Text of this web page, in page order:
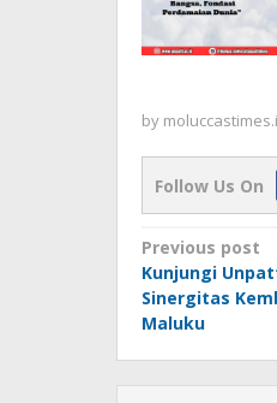
by
Follow Us On
Post
Previous post
Kunjungi
Sinergitas
Maluku